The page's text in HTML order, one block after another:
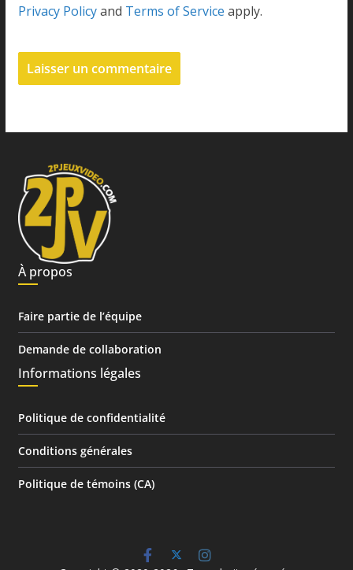
Privacy Policyand Terms of Service apply.
À propos
Faire partie de l’équipe
Demande de collaboration
Informations légales
Politique de confidentialité
Conditions générales
Politique de témoins (CA)